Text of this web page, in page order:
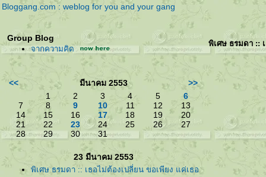
Bloggang.com : weblog for you and your gang
Group Blog
จากความคิด
<< มีนาคม 2553
>>
1
2 3 4 5
6
7
8 9 10 11 12
13
14
15 16 17 18 19
20
21
22 23 24 25 26
27
28
29 30 31
23 มีนาคม 2553
พิเศษ ธรมดา :: เธอไม่ต้องเปลี่ยน ขอเพียง แค่เธอ
พิเศษ ธรมดา ::